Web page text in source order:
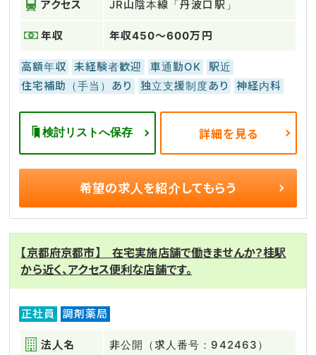
アクセス JR山陰本線「丹波口駅」
年収 年収450～600万円
高額年収 未経験者歓迎 車通勤OK
駅近
住宅補助（手当）あり
独立支援制度あり 神経内科
検討リストへ保存 詳細を見る
希望の求人を紹介してもらう
【京都府京都市】 在宅実施店舗で働きませんか？桂駅
から近く、アクセス便利な店舗です。
正社員 調剤薬局
法人名 非公開（求人番号：942463）